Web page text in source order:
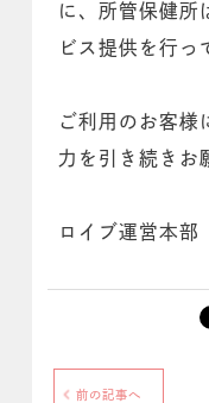
に、所管保健所
ビス提供を行っ
ご利用のお客様
力を引き続きお
ロイブ運営本部
前の記事へ